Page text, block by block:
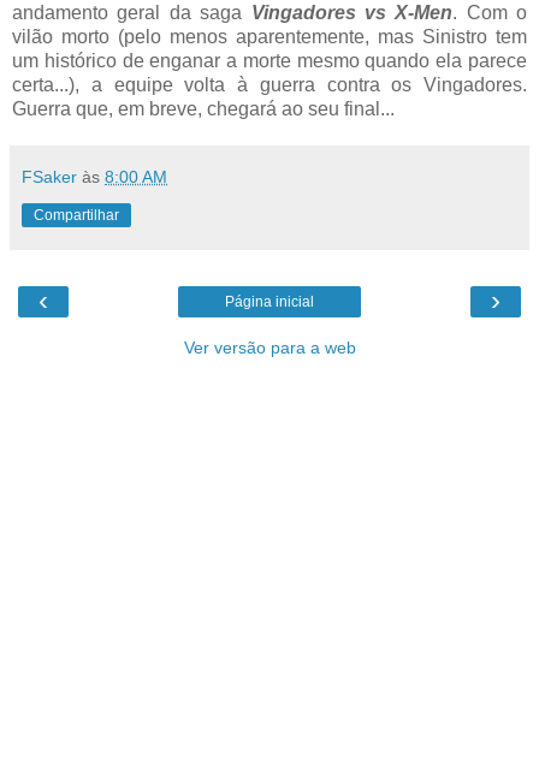
andamento geral da saga Vingadores vs X-Men. Com o
vilão morto (pelo menos aparentemente, mas Sinistro tem
um histórico de enganar a morte mesmo quando ela parece
certa...), a equipe volta à guerra contra os Vingadores.
Guerra que, em breve, chegará ao seu final...
FSaker às 8:00 AM
Compartilhar
‹ ›
Página inicial
Ver versão para a web